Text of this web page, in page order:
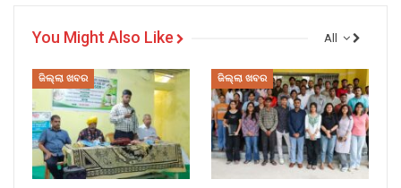
All
You Might Also Like
ଜିଲ୍ଲା ଖବର ଜିଲ୍ଲା ଖବର